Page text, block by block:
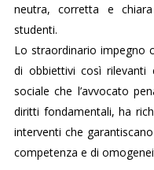
neutra, corretta e
studenti.
Lo straordinario impegno
di obbiettivi così rilevanti
sociale che l’avvocato
diritti fondamentali, ha
interventi che
competenza e di